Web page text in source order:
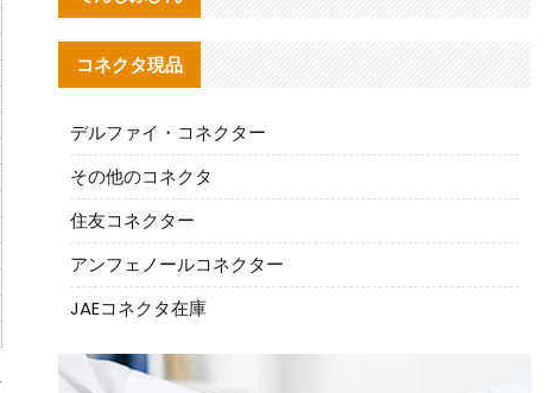
コネクタ現品
デルファイ・コネクター
その他のコネクタ
住友コネクター
アンフェノールコネクター
JAEコネクタ在庫